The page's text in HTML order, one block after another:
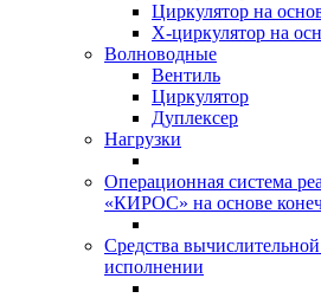
Циркулятор на
Х-циркулятор на
Волноводные
Вентиль
Циркулятор
Дуплексер
Нагрузки
Операционная система
«КИРОС» на основе
Средства
исполнении